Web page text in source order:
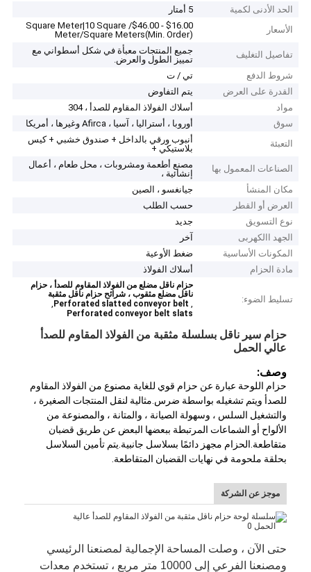
الحد الأدنى لكمية
5 أمتار
الأسعار
$16.00 - $46.00/ Square Meter|10 Square
Meter/Square Meters(Min. Order)
تفاصيل التغليف
جميع المنتجات معبأة في شكل أسطواني مع
تمييز الطول والعرض.
شروط الدفع
تي / ت
القدرة على العرض
يتم التفاوض
مواد
أسلاك الفولاذ المقاوم للصدأ ، 304
سوق
أوروبا ، أستراليا ، آسيا ، Afirca وغيرها ، أمريكا
التعبئة
أنبوب ورقي بالداخل + صندوق خشبي + كيس
بلاستيكي +
الصناعات المعمول بها
مصنع أطعمة ومشروبات ، محل طعام ، أعمال
إنشائية ،
مكان المنشأ
جيانغسو ، الصين
العرض أو القطر
حسب الطلب
نوع التسويق
جديد
الجهد االكهربى
آخر
المكونات الأساسية
ضغط الأوعية
مادة الحزام
أسلاك الفولاذ
تسليط الضوء:
حزام ناقل مضلع من الفولاذ المقاوم للصدأ ، حزام
ناقل مضلع مثقوب ، شرائح حزام ناقل مثقبة
,
Perforated slatted conveyor belt
,
Perforated conveyor belt slats
حزام سير ناقل بسلسلة مثقبة من الفولاذ المقاوم للصدأ
عالي الحمل
وصف:
حزام اللوحة عبارة عن حزام قوي للغاية مصنوع من الفولاذ المقاوم
للصدأ ويتم تشغيله بواسطة ضرس.مثالية لنقل المنتجات الصغيرة ،
والتشغيل السلس ، وسهولة الصيانة ، والمتانة ، والمصنوعة من
الألواح أو الشماعات المرتبطة ببعضها البعض عن طريق قضبان
متقاطعة.الحزام مجهز دائمًا بسلاسل جانبية.يتم تأمين السلاسل
بحلقة ملحومة في نهايات القضبان المتقاطعة.
موجز عن الشركة
حتى الآن ، وصلت المساحة الإجمالية لمصنعنا الرئيسي
ومصنعنا الفرعي إلى 10000 متر مربع ، تستخدم معدات